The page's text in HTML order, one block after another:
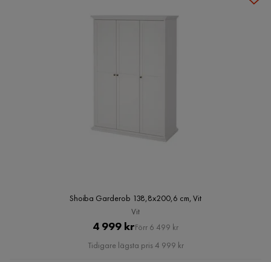
Shoiba Garderob 138,8x200,6 cm, Vit
Vit
Pris
4 999 krOriginal
Pris
Förr 6 499 kr
Tidigare lägsta pris 4 999 kr